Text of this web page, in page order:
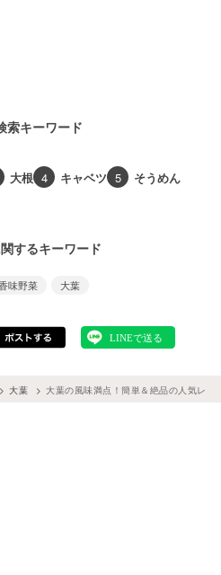
索キーワード
大根 4 キャベツ 5 そうめん
するキーワード
味野菜 大葉
大葉 大葉の風味満点！簡単＆絶品の人気レシ